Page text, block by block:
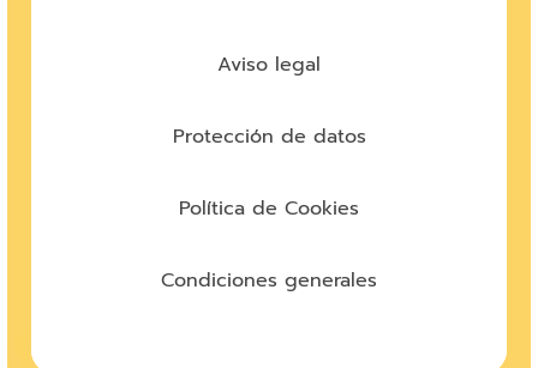
Aviso legal
Protección de datos
Política de Cookies
Condiciones generales